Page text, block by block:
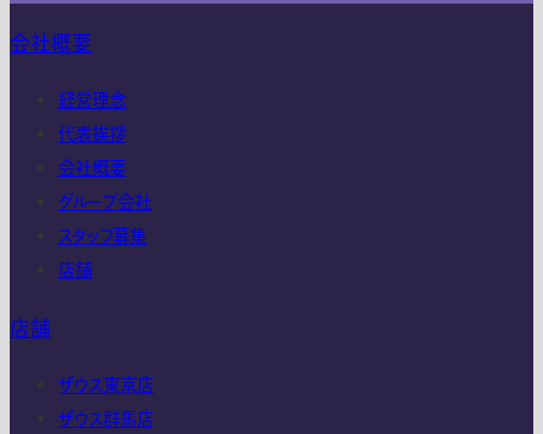
会社概要
経営理念
代表挨拶
会社概要
グループ会社
スタッフ募集
店舗
店舗
ザウス東京店
ザウス群馬店